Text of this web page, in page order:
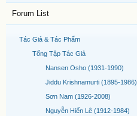
Forum List
Tác Giả & Tác Phẩm
Tổng Tập Tác Giả
Nansen Osho (1931-1990)
Jiddu Krishnamurti (1895-1986)
Sơn Nam (1926-2008)
Nguyễn Hiến Lê (1912-1984)